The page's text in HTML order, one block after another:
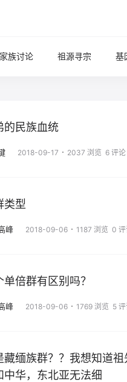
家族讨论 祖源寻宗 基
的民族血统
2018-09-17 2037 浏览 6 评论
类型
峰 2018-09-06 1187 浏览 0 评
单倍群有区别吗？
峰 2018-09-06 1769 浏览 5
藏缅族群？？我想知道
中华，东北亚无法细